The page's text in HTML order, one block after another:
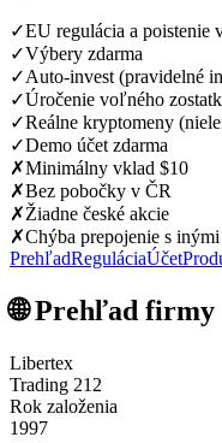
✓EU regulácia a poistenie
✓Výbery zdarma
✓Auto-invest (pravidelné
✓Úročenie voľného
✓Reálne kryptomeny
✓Demo účet zdarma
✗Minimálny vklad $10
✗Bez pobočky v ČR
✗Žiadne české akcie
✗Chýba prepojenie s
PrehľadReguláciaÚčet
🌐 Prehľad firmy
Libertex
Trading 212
Rok založenia
1997